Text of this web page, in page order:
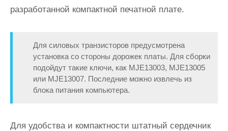
разработанной компактной печатной плате.
Для силовых транзисторов предусмотрена
установка со стороны дорожек платы. Для сборки
подойдут такие ключи, как MJE13003, MJE13005
или MJE13007. Последние можно извлечь из
блока питания компьютера.
Для удобства и компактности штатный сердечник